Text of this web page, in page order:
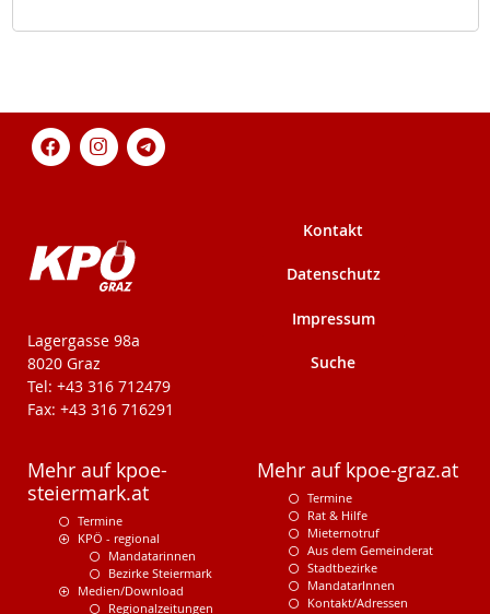
KPÖ-Steiermark
Lagergasse 98a
8020 Graz
Tel: +43 316 712479
Fax: +43 316 716291
Kontakt
Datenschutz
Impressum
Suche
Mehr auf kpoe-
steiermark.at
Termine
KPÖ - regional
Mandatarinnen
Bezirke Steiermark
Medien/Download
Regionalzeitungen
Mehr auf kpoe-graz.at
Termine
Rat & Hilfe
Mieternotruf
Aus dem Gemeinderat
Stadtbezirke
MandatarInnen
Kontakt/Adressen